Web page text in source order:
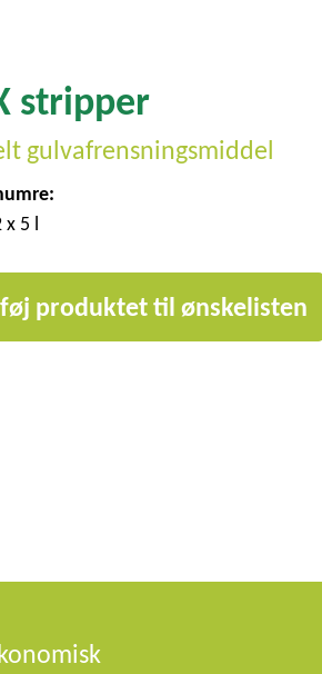
stripper
gulvafrensningsmiddel
x 5 l
produktet til ønskelisten